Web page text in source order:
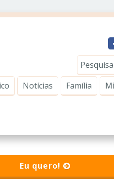
Notícias Família
Eu quero!